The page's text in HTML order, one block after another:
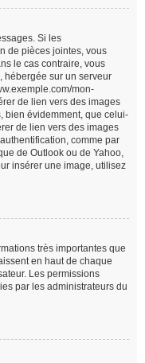
Si les
de pièces jointes, vous
le cas contraire, vous
hébergée sur un serveur
mon-
de lien vers des images
bien évidemment, que celui-
de lien vers des images
comme par
de Outlook ou de Yahoo,
insérer une image, utilisez
très importantes que
en haut de chaque
Les permissions
par les administrateurs du